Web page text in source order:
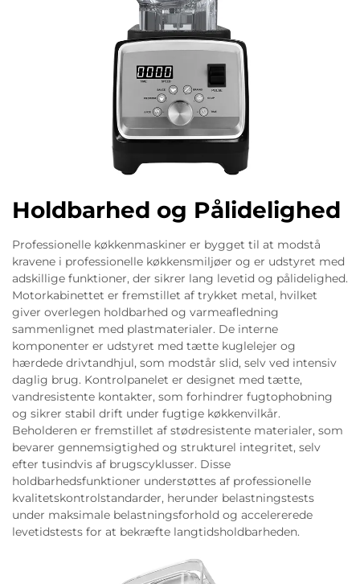
Holdbarhed og Pålidelighed
Professionelle køkkenmaskiner er bygget til at modstå
kravene i professionelle køkkensmiljøer og er udstyret med
adskillige funktioner, der sikrer lang levetid og pålidelighed.
Motorkabinettet er fremstillet af trykket metal, hvilket
giver overlegen holdbarhed og varmeafledning
sammenlignet med plastmaterialer. De interne
komponenter er udstyret med tætte kuglelejer og
hærdede drivtandhjul, som modstår slid, selv ved intensiv
daglig brug. Kontrolpanelet er designet med tætte,
vandresistente kontakter, som forhindrer fugtophobning
og sikrer stabil drift under fugtige køkkenvilkår.
Beholderen er fremstillet af stødresistente materialer, som
bevarer gennemsigtighed og strukturel integritet, selv
efter tusindvis af brugscyklusser. Disse
holdbarhedsfunktioner understøttes af professionelle
kvalitetskontrolstandarder, herunder belastningstests
under maksimale belastningsforhold og accelererede
levetidstests for at bekræfte langtidsholdbarheden.